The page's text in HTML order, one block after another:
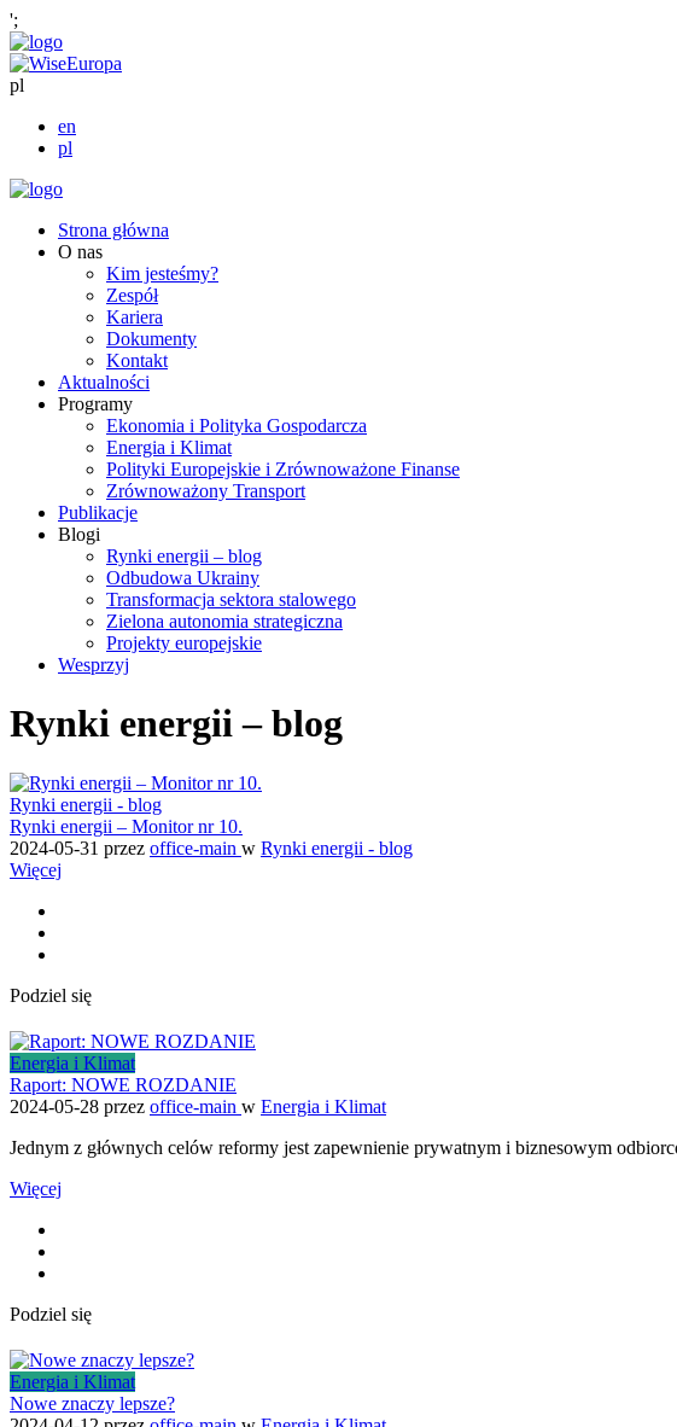
';
pl
en
pl
Strona główna
O nas
Kim jesteśmy?
Zespół
Kariera
Dokumenty
Kontakt
Aktualności
Programy
Ekonomia i Polityka Gospodarcza
Energia i Klimat
Polityki Europejskie i Zrównoważone Finanse
Zrównoważony Transport
Publikacje
Blogi
Rynki energii – blog
Odbudowa Ukrainy
Transformacja sektora stalowego
Zielona autonomia strategiczna
Projekty europejskie
Wesprzyj
Rynki energii – blog
Rynki energii - blog
Rynki energii – Monitor nr 10.
2024-05-31 przez office-main w Rynki energii - blog
Więcej
Podziel się
Energia i Klimat
Raport: NOWE ROZDANIE
2024-05-28 przez office-main w Energia i Klimat
Jednym z głównych celów reformy jest zapewnienie prywatnym i biznesowym
Więcej
Podziel się
Energia i Klimat
Nowe znaczy lepsze?